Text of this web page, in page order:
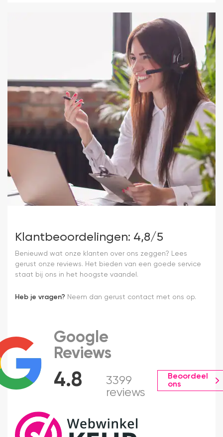
Klantbeoordelingen: 4,8/5
Benieuwd wat onze klanten over ons zeggen? Lees
gerust onze reviews. Het bieden van een goede service
staat bij ons in het hoogste vaandel.
Heb je vragen? Neem dan gerust contact met ons op.
4.8
Google
Reviews
3399
reviews
Beoordeel
ons